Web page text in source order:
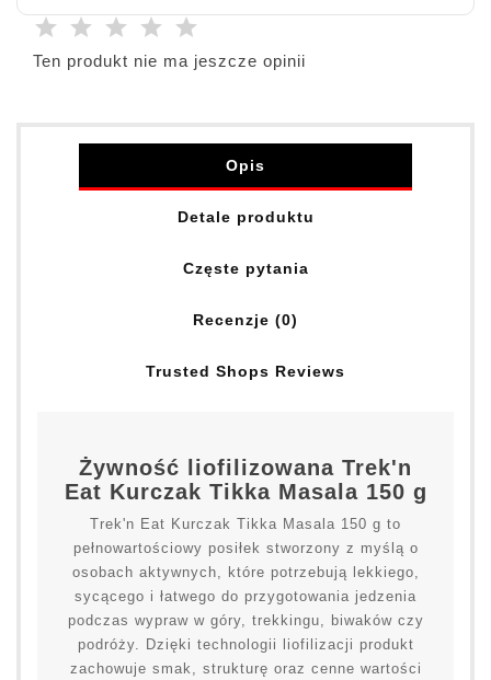
Ten produkt nie ma jeszcze opinii
Opis
Detale produktu
Częste pytania
Recenzje (0)
Trusted Shops Reviews
Żywność liofilizowana Trek'n
Eat Kurczak Tikka Masala 150 g
Trek'n Eat Kurczak Tikka Masala 150 g to
pełnowartościowy posiłek stworzony z myślą o
osobach aktywnych, które potrzebują lekkiego,
sycącego i łatwego do przygotowania jedzenia
podczas wypraw w góry, trekkingu, biwaków czy
podróży. Dzięki technologii liofilizacji produkt
zachowuje smak, strukturę oraz cenne wartości